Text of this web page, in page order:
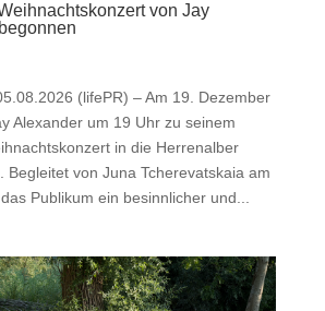
von Jay
(lifePR) – Am 19. Dezember
Alexander um 19 Uhr zu seinem
in die Herrenalber
Begleitet von Juna Tcherevatskaia am
Publikum ein besinnlicher und...